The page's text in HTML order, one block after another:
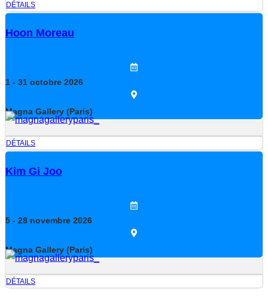
DÉTAILS
Hoon Moreau
1 - 31 octobre 2026
Magna Gallery (Paris)
DÉTAILS
Kim Gi Joo
5 - 28 novembre 2026
Magna Gallery (Paris)
DÉTAILS